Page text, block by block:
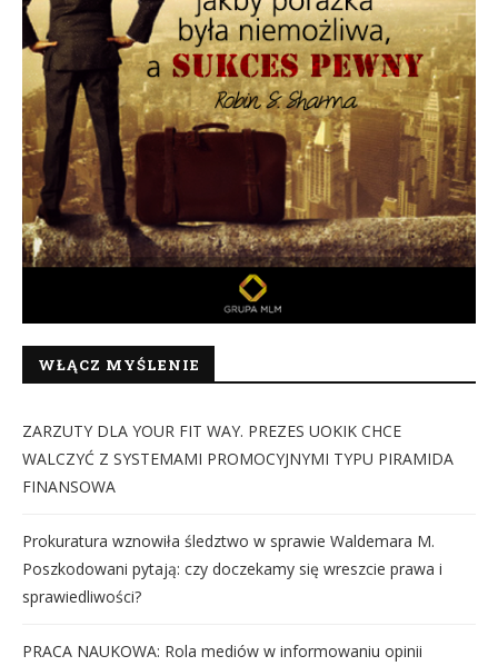
WŁĄCZ MYŚLENIE
ZARZUTY DLA YOUR FIT WAY. PREZES UOKIK CHCE
WALCZYĆ Z SYSTEMAMI PROMOCYJNYMI TYPU PIRAMIDA
FINANSOWA
Prokuratura wznowiła śledztwo w sprawie Waldemara M.
Poszkodowani pytają: czy doczekamy się wreszcie prawa i
sprawiedliwości?
PRACA NAUKOWA: Rola mediów w informowaniu opinii